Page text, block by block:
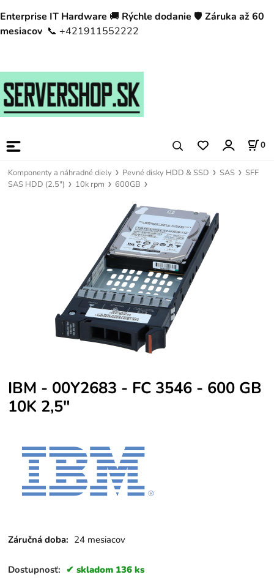
Enterprise IT Hardware 🚚 Rýchle dodanie 🛡️ Záruka až 60
mesiacov 📞 +421911552222
0
Komponenty a náhradné diely Pevné disky HDD & SSD SAS
SFF
SAS HDD (2.5")
10k rpm 600GB
IBM - 00Y2683 - FC 3546 - 600 GB
10K 2,5"
Záručná doba: 24 mesiacov
Dostupnosť: skladom 136 ks